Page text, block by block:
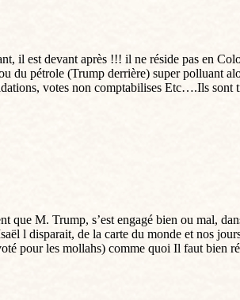
il est devant après !!! il ne réside pas en
du pétrole (Trump derrière) super polluant
votes non comptabilises Etc….Ils
M. Trump, s’est engagé bien ou mal,
l disparait, de la carte du monde et nos
pour les mollahs) comme quoi Il faut bien